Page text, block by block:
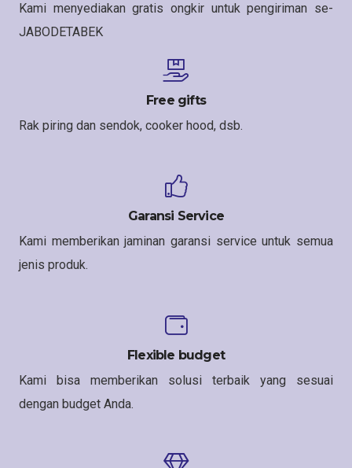
Kami menyediakan gratis ongkir untuk pengiriman se-
JABODETABEK
Free gifts
Rak piring dan sendok, cooker hood, dsb.
Garansi Service
Kami memberikan jaminan garansi service untuk semua
jenis produk.
Flexible budget
Kami bisa memberikan solusi terbaik yang sesuai
dengan budget Anda.